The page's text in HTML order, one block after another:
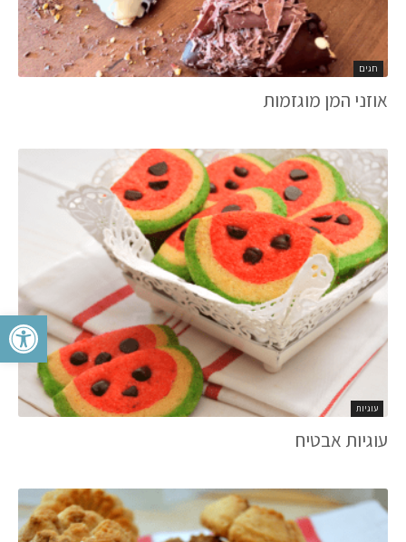
פתח
חגים
אוזני המן מוגזמות
עוגיות
עוגיות אבטיח